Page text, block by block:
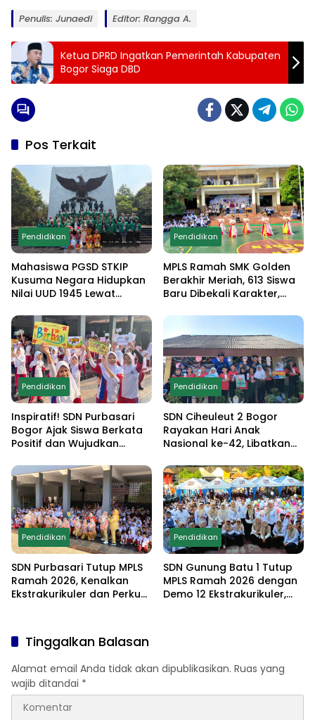
Penulis: Junaedi Editor: Rangga A.
Ketua DPRD Ingatkan Pemerintah Kabupaten
Bogor Siaga DBD
Pos Terkait
Pendidikan
Mahasiswa PGSD STKIP
Kusuma Negara Hidupkan
Nilai UUD 1945 Lewat
Monumen Pancasila Sakti
Pendidikan
MPLS Ramah SMK Golden
Berakhir Meriah, 613 Siswa
Baru Dibekali Karakter,
hingga Demo
Ekstrakurikuler
Pendidikan
Inspiratif! SDN Purbasari
Bogor Ajak Siswa Berkata
Positif dan Wujudkan
Pendidikan
SDN Ciheuleut 2 Bogor
Rayakan Hari Anak
Nasional ke-42, Libatkan
Lomba Edukatif untuk
Cetak Generasi
Berprestasi
Pendidikan
SDN Purbasari Tutup MPLS
Ramah 2026, Kenalkan
Ekstrakurikuler dan Perkuat
Pendidikan
SDN Gunung Batu 1 Tutup
MPLS Ramah 2026 dengan
Demo 12 Ekstrakurikuler,
Tinggalkan Balasan
Alamat email Anda tidak akan dipublikasikan. Ruas yang
wajib ditandai *